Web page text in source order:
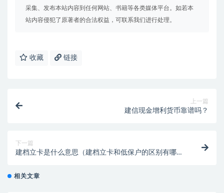
采集、发布本站内容到任何网站、书籍等各类媒体平台。如若本
站内容侵犯了原著者的合法权益，可联系我们进行处理。
收藏 链接
上一篇
建信现金增利货币靠谱吗？
下一篇
建档立卡是什么意思（建档立卡和低保户的区别有哪
相关文章